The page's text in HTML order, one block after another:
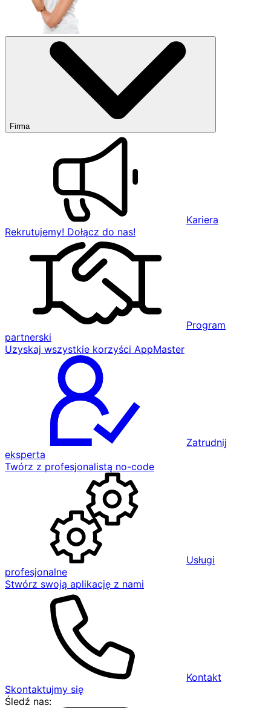
Firma
Kariera
Rekrutujemy! Dołącz do nas!
Program
partnerski
Uzyskaj wszystkie korzyści AppMaster
Zatrudnij
eksperta
Twórz z profesjonalistą no-code
Usługi
profesjonalne
Stwórz swoją aplikację z nami
Kontakt
Skontaktujmy się
Śledź nas: